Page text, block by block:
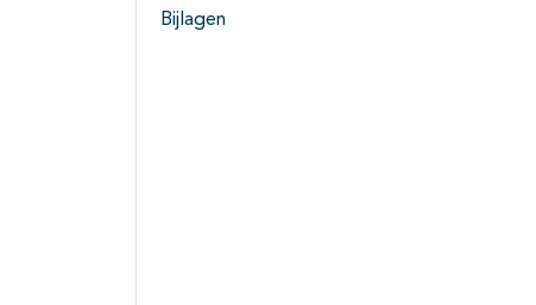
Bijlagen